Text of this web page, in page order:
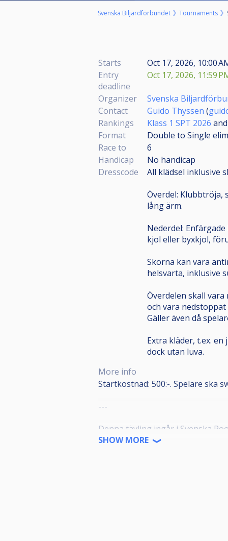
Svenska Biljardförbundet Tournaments
Starts
Oct 17, 2026, 10:00
Entry
deadline
Oct 17, 2026, 11:59
Organizer Svenska
Contact
Guido Thyssen (
Rankings
Klass 1 SPT 2026 and
Format
Double to Single
Race to
6
Handicap
No handicap
Dresscode
All klädsel inklusive
Överdel:
lång ärm.
Nederdel:
kjol eller byxkjol,
Skorna kan vara
helsvarta, inklusive
Överdelen skall
och vara
Gäller även då
Extra kläder, t.ex.
dock utan luva.
More info
Startkostnad: 500:-. Spelare ska
---
Denna tävling ingår i Svenska
SHOW MORE